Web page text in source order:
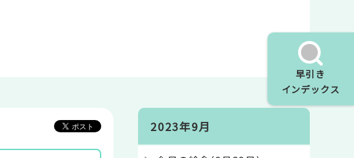
早引き
インデックス
2023年9月